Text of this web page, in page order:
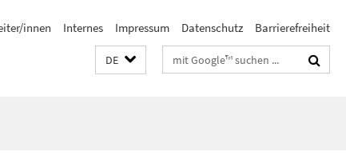
innen Internes Impressum Datenschutz Barrierefreiheit
DE Suchbegriffe